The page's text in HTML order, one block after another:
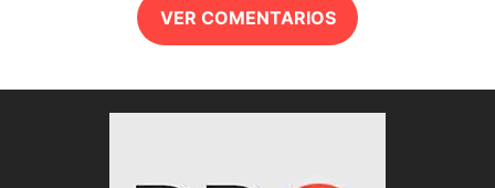
VER COMENTARIOS